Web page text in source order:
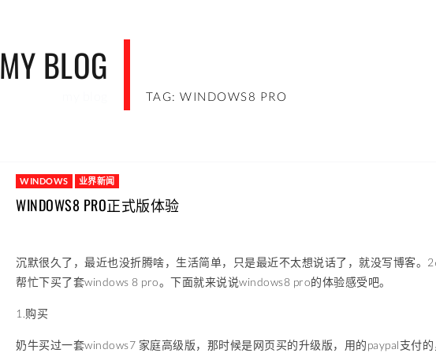
MY BLOG
TAG: WINDOWS8 PRO
WINDOWS 业界新闻
WINDOWS8 PRO正式版体验
沉默很久了，最近也没折腾啥，生活简单，只是最近不太想说话了，就没写博客
帮忙下买了套windows 8 pro。下面就来说说windows8 pro的体验感受吧。
1.购买
奶牛买过一套windows7 家庭高级版，那时候是网页买的升级版，用的paypal支付